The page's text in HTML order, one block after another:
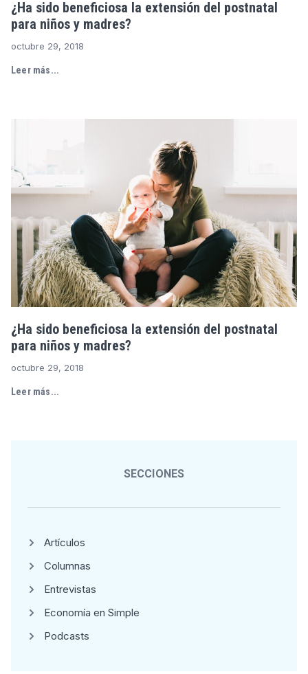
¿Ha sido beneficiosa la extensión del postnatal
para niños y madres?
octubre 29, 2018
Leer más...
¿Ha sido beneficiosa la extensión del postnatal
para niños y madres?
octubre 29, 2018
Leer más...
SECCIONES
Artículos
Columnas
Entrevistas
Economía en Simple
Podcasts